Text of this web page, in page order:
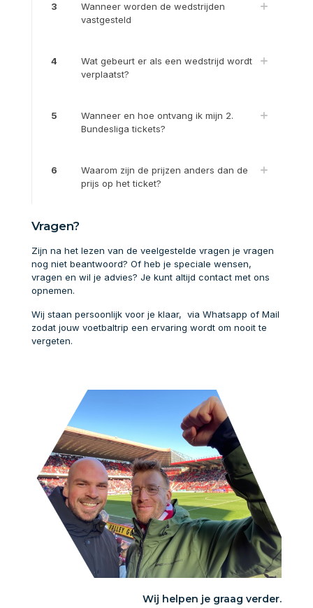
3
Wanneer worden de wedstrijden
vastgesteld
4
Wat gebeurt er als een wedstrijd wordt
verplaatst?
5
Wanneer en hoe ontvang ik mijn 2.
Bundesliga tickets?
6
Waarom zijn de prijzen anders dan de
prijs op het ticket?
Vragen?
Zijn na het lezen van de veelgestelde vragen je vragen
nog niet beantwoord? Of heb je speciale wensen,
vragen en wil je advies? Je kunt altijd contact met ons
opnemen.
Wij staan persoonlijk voor je klaar, via Whatsapp of Mail
zodat jouw voetbaltrip een ervaring wordt om nooit te
vergeten.
Wij helpen je graag verder.